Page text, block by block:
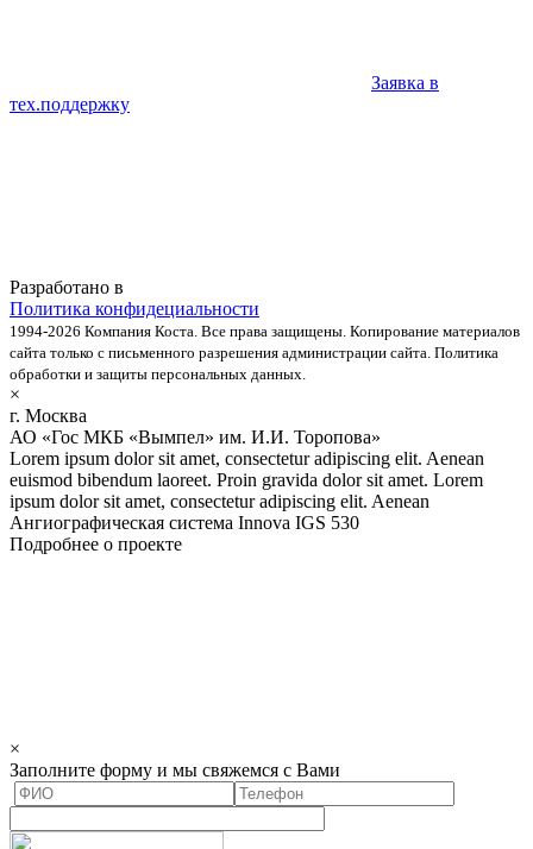
Заявка в
тех.поддержку
Разработано в
Политика конфидециальности
1994-2026 Компания Коста. Все права защищены. Копирование материалов
сайта только с письменного разрешения администрации сайта. Политика
обработки и защиты персональных данных.
×
г. Москва
АО «Гос МКБ «Вымпел» им. И.И. Торопова»
Lorem ipsum dolor sit amet, consectetur adipiscing elit. Aenean
euismod bibendum laoreet. Proin gravida dolor sit amet. Lorem
ipsum dolor sit amet, consectetur adipiscing elit. Aenean
Ангиографическая система Innova IGS 530
Подробнее о проекте
×
Заполните форму и мы свяжемся с Вами